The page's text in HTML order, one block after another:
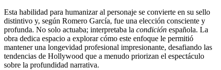
Esta habilidad para humanizar al personaje se convierte en su sello
distintivo y, según Romero García, fue una elección consciente y
profunda. No solo actuaba; interpretaba la condición española. La
obra dedica espacio a explorar cómo este enfoque le permitió
mantener una longevidad profesional impresionante, desafiando las
tendencias de Hollywood que a menudo priorizan el espectáculo
sobre la profundidad narrativa.